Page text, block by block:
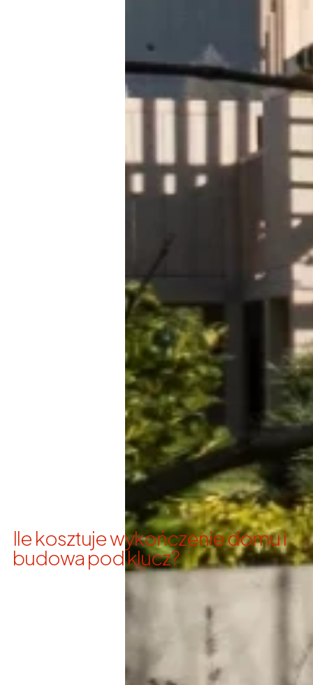
Ile kosztuje wykończenie domu i
budowa pod klucz?